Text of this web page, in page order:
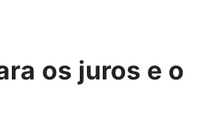
os juros e o